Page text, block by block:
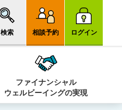
検索 相談予約 ログイン
ファイナンシャル
ウェルビーイングの実現